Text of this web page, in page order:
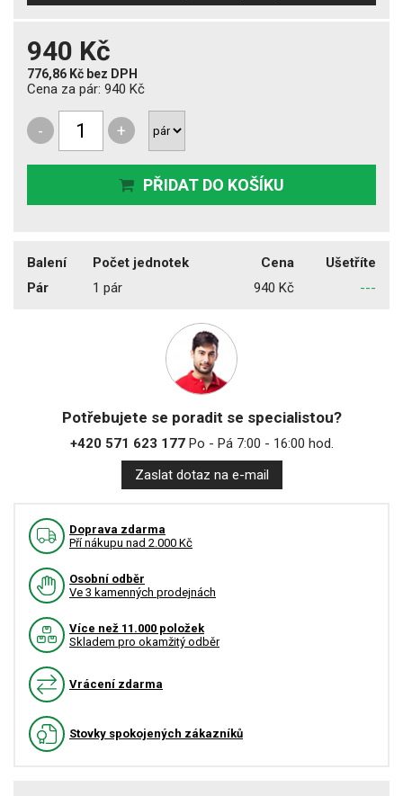
940 Kč
776,86 Kč bez DPH
Cena za pár: 940 Kč
- +
PŘIDAT DO KOŠÍKU
Balení Počet jednotek Cena
Ušetříte
Pár
1 pár 940 Kč ---
Potřebujete se poradit se specialistou?
+420 571 623 177Po - Pá 7:00 - 16:00 hod.
Zaslat dotaz na e-mail
Doprava zdarma
Pří nákupu nad 2.000 Kč
Osobní odběr
Ve 3 kamenných prodejnách
Více než 11.000 položek
Skladem pro okamžitý odběr
Vrácení zdarma
Stovky spokojených zákazníků